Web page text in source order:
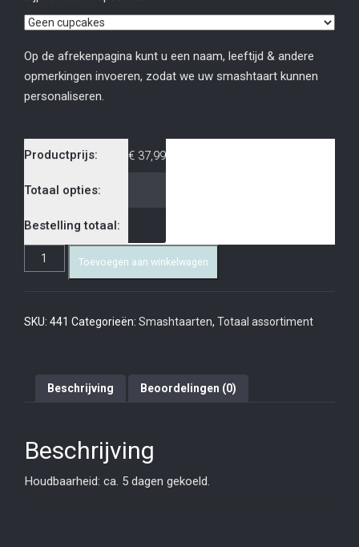
Op de afrekenpagina kunt u een naam, leeftijd & andere
opmerkingen invoeren, zodat we uw smashtaart kunnen
personaliseren.
Productprijs: € 37,99
Totaal opties:
Bestelling totaal:
Toevoegen aan winkelwagen
SKU: 441 Categorieën: Smashtaarten, Totaal assortiment
Beschrijving Beoordelingen (0)
Beschrijving
Houdbaarheid: ca. 5 dagen gekoeld.